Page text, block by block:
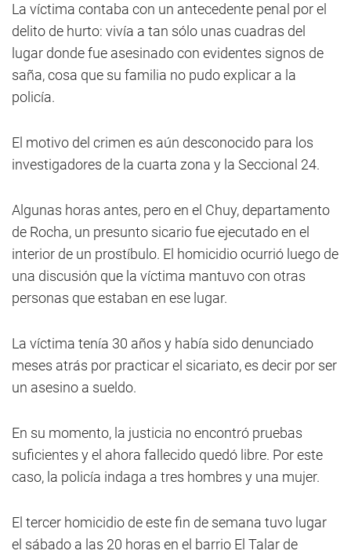
La víctima contaba con un antecedente penal por el
delito de hurto: vivía a tan sólo unas cuadras del
lugar donde fue asesinado con evidentes signos de
saña, cosa que su familia no pudo explicar a la
policía.
El motivo del crimen es aún desconocido para los
investigadores de la cuarta zona y la Seccional 24.
Algunas horas antes, pero en el Chuy, departamento
de Rocha, un presunto sicario fue ejecutado en el
interior de un prostíbulo. El homicidio ocurrió luego de
una discusión que la víctima mantuvo con otras
personas que estaban en ese lugar.
La víctima tenía 30 años y había sido denunciado
meses atrás por practicar el sicariato, es decir por ser
un asesino a sueldo.
En su momento, la justicia no encontró pruebas
suficientes y el ahora fallecido quedó libre. Por este
caso, la policía indaga a tres hombres y una mujer.
El tercer homicidio de este fin de semana tuvo lugar
el sábado a las 20 horas en el barrio El Talar de